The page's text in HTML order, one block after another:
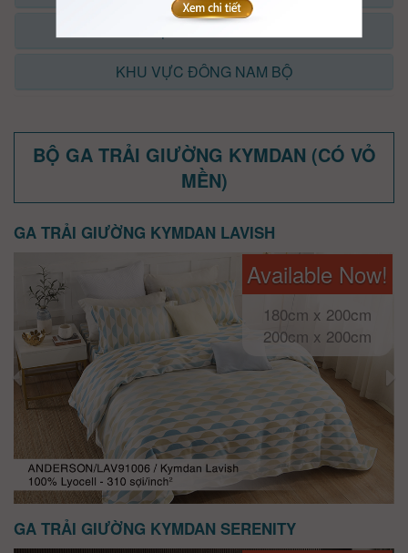
KHU VỰC ĐÔNG NAM BỘ
BỘ GA TRẢI GIƯỜNG KYMDAN (CÓ VỎ
MỀN)
GA TRẢI GIƯỜNG KYMDAN LAVISH
Available Now!
180cm x 200cm
200cm x 200cm
GA TRẢI GIƯỜNG KYMDAN SERENITY